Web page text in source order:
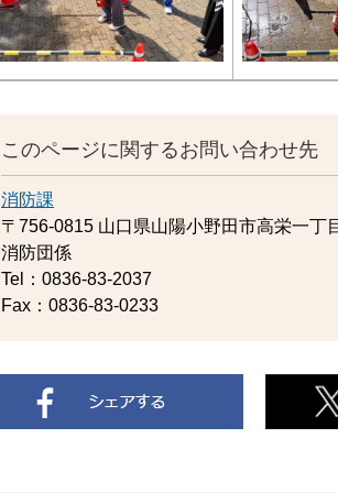
このページに関するお問い合わせ先
消防課
〒756-0815 山口県山陽小野田市高栄一丁
消防団係
Tel：0836-83-2037
Fax：0836-83-0233